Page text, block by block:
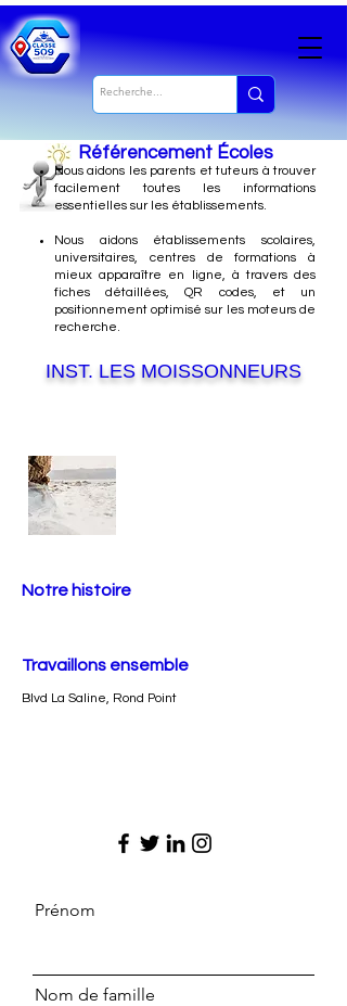
Référencement Écoles
Nousaidons les parents et tuteurs à trouver
facilement toutes les informations
essentielles sur les établissements.
Nous aidons établissements scolaires,
universitaires, centres de formations à
mieux apparaître en ligne, à travers des
fiches détaillées, QR codes, et un
positionnement optimisé sur les moteurs de
recherche.
INST. LES MOISSONNEURS
Notre histoire
Travaillons ensemble
Blvd La Saline, Rond Point
Prénom
Nom de famille